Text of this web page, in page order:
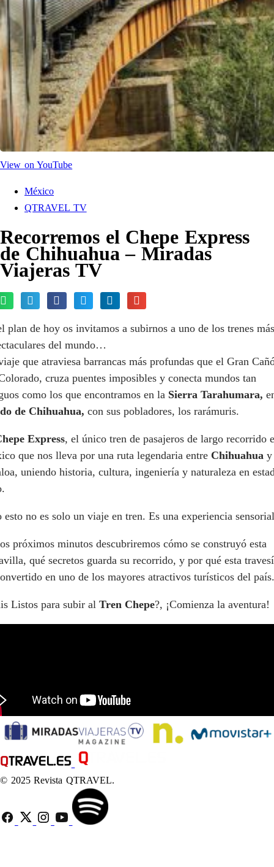
View on YouTube
México
QTRAVEL TV
Recorremos el Chepe Express
de Chihuahua – Miradas
Viajeras TV
plan de hoy os invitamos a subirnos a uno de los trenes más
del mundo…
que atraviesa barrancas más profundas que el Gran
cruza puentes imposibles y conecta mundos tan
como los que encontramos en la Sierra Tarahumara,
de Chihuahua, con sus pobladores, los rarámuris.
Express, el único tren de pasajeros de largo recorrido
que nos lleva por una ruta legendaria entre Chihuahua y
uniendo historia, cultura, ingeniería y naturaleza en
esto no es solo un viaje en tren. Es una experiencia
próximos minutos descubriremos cómo se construyó esta
qué secretos guarda su recorrido, y por qué esta
en uno de los mayores atractivos turísticos del país.
Listos para subir al Tren Chepe?, ¡Comienza la aventura!
© 2025 Revista QTRAVEL.